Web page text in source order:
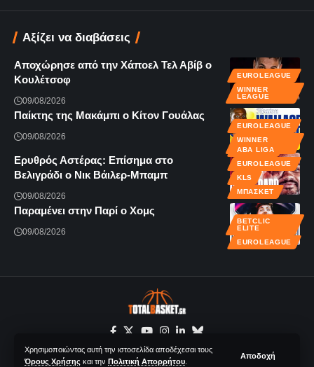
Χρησιμοποιώντας αυτή την ιστοσελίδα αποδέχεσαι τους
Όρους Χρήσης και την Πολιτική Απορρήτου
Αποδοχή
Αξίζει να διαβάσεις
EUROLEAGUE
WINNER
LEAGUE
Αποχώρησε από την Χάποελ Τελ Αβίβ ο
Κουλέτσοφ
09/08/2026
EUROLEAGUE
WINNER
LEAGUE
Παίκτης της Μακάμπι ο Κίτον Γουάλας
09/08/2026
ABA LIGA
EUROLEAGUE
KLS
ΜΠΆΣΚΕΤ
Ερυθρός Αστέρας: Επίσημα στο
Βελιγράδι ο Νικ Βάιλερ-Μπαμπ
09/08/2026
BETCLIC
ELITE
EUROLEAGUE
Παραμένει στην Παρί ο Χομς
09/08/2026